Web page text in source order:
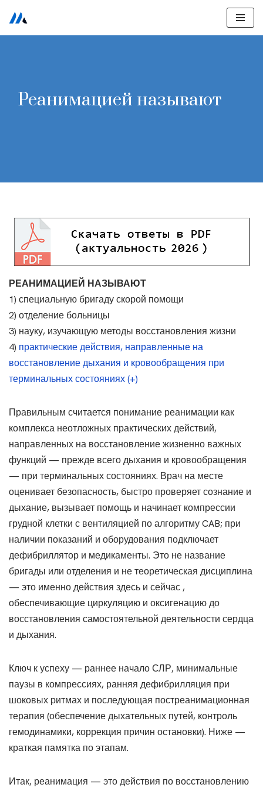
Перейти
Реанимацией называют
РЕАНИМАЦИЕЙ НАЗЫВАЮТ
1) специальную бригаду скорой помощи
2) отделение больницы
3) науку, изучающую методы восстановления жизни
4) практические действия, направленные на
восстановление дыхания и кровообращения при
терминальных состояниях (+)
Правильным считается понимание реанимации как
комплекса неотложных практических действий,
направленных на восстановление жизненно важных
функций — прежде всего дыхания и кровообращения
— при терминальных состояниях. Врач на месте
оценивает безопасность, быстро проверяет сознание и
дыхание, вызывает помощь и начинает компрессии
грудной клетки с вентиляцией по алгоритму CAB; при
наличии показаний и оборудования подключает
дефибриллятор и медикаменты. Это не название
бригады или отделения и не теоретическая дисциплина
— это именно действия здесь и сейчас ,
обеспечивающие циркуляцию и оксигенацию до
восстановления самостоятельной деятельности сердца
и дыхания.
Ключ к успеху — раннее начало СЛР, минимальные
паузы в компрессиях, ранняя дефибрилляция при
шоковых ритмах и последующая постреанимационная
терапия (обеспечение дыхательных путей, контроль
гемодинамики, коррекция причин остановки). Ниже —
краткая памятка по этапам.
Итак, реанимация — это действия по восстановлению